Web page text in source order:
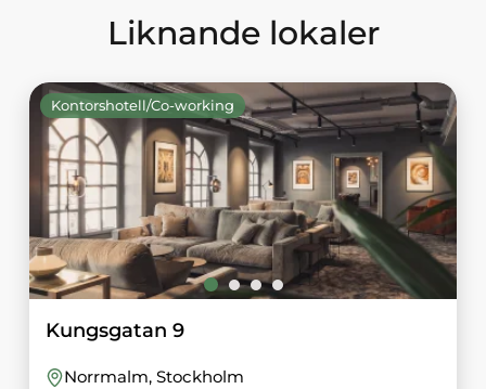
Liknande lokaler
Kontorshotell/Co-working
Kungsgatan 9
Norrmalm, Stockholm